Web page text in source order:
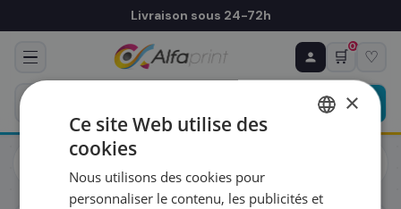
Livraison sous 24-72h
🛒
0
♡
Cartouches
HP
1 600 pages
♻ COMMANDE RÉCURRENTE
Prévoyez & économisez
Programmez votre prochain achat — notre équipe
vous prépare un devis personnalisé
RÉFÉRENCE DU PRODUIT
×
Ce site Web utilise des
cookies
Nous utilisons des cookies pour
personnaliser le contenu, les publicités et